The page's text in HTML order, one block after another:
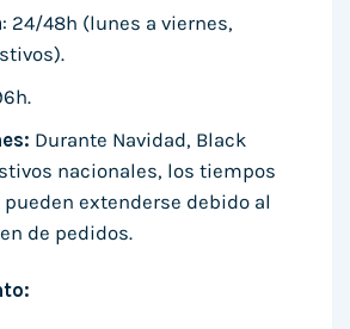
: 24/48h (lunes a viernes,
Durante Navidad, Black
nacionales, los tiempos
pueden extenderse debido al
de pedidos.